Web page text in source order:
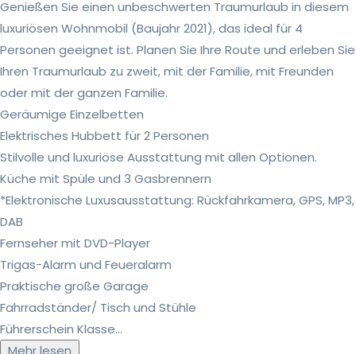
Genießen Sie einen unbeschwerten Traumurlaub in diesem
luxuriösen Wohnmobil (Baujahr 2021), das ideal für 4
Personen geeignet ist. Planen Sie Ihre Route und erleben Sie
Ihren Traumurlaub zu zweit, mit der Familie, mit Freunden
oder mit der ganzen Familie.
Geräumige Einzelbetten
Elektrisches Hubbett für 2 Personen
Stilvolle und luxuriöse Ausstattung mit allen Optionen.
Küche mit Spüle und 3 Gasbrennern
*Elektronische Luxusausstattung: Rückfahrkamera, GPS, MP3,
DAB
Fernseher mit DVD-Player
Trigas-Alarm und Feueralarm
Praktische große Garage
Fahrradständer/ Tisch und Stühle
Führerschein Klasse...
Mehr lesen